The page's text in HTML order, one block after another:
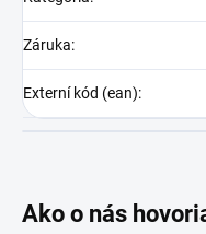
Záruka:
Externí kód (ean):